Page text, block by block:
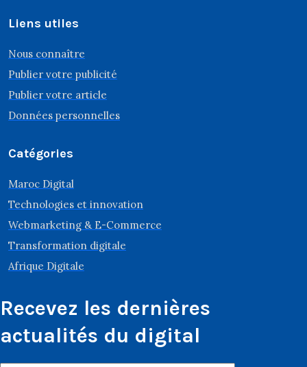
Liens utiles
Nous connaître
Publier votre publicité
Publier votre article
Données personnelles
Catégories
Maroc Digital
Technologies et innovation
Webmarketing & E-Commerce
Transformation digitale
Afrique Digitale
Recevez les dernières
actualités du digital